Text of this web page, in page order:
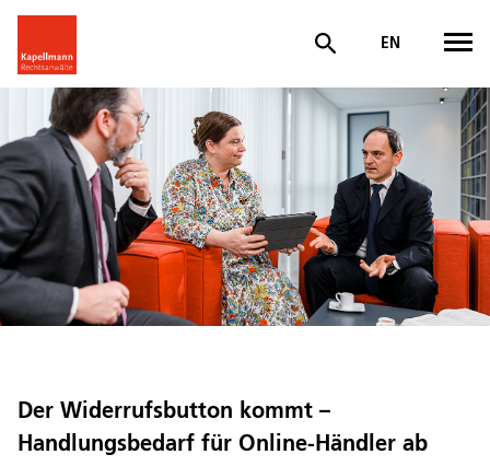
EN
Der Widerrufsbutton kommt –
Handlungsbedarf für Online-Händler ab